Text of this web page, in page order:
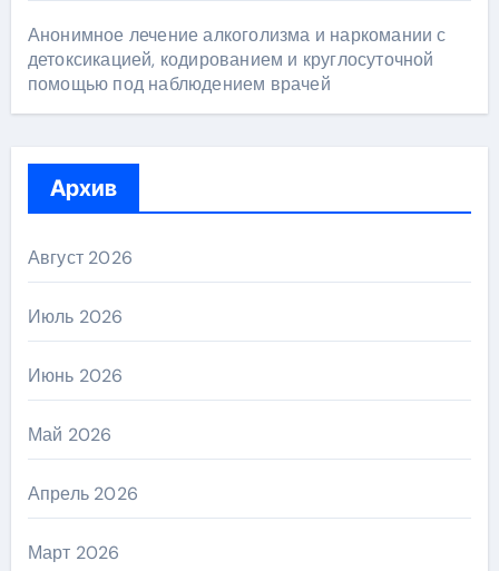
Анонимное лечение алкоголизма и наркомании с
детоксикацией, кодированием и круглосуточной
помощью под наблюдением врачей
Архив
Август 2026
Июль 2026
Июнь 2026
Май 2026
Апрель 2026
Март 2026